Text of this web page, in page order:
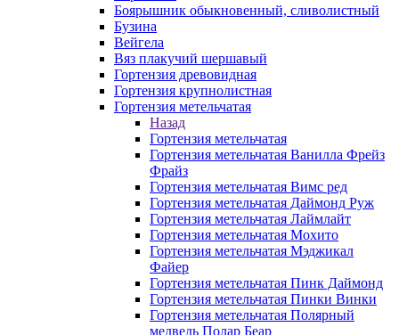
Боярышник обыкновенный, сливолистный
Бузина
Вейгела
Вяз плакучий шершавый
Гортензия древовидная
Гортензия крупнолистная
Гортензия метельчатая
Назад
Гортензия метельчатая
Гортензия метельчатая Ванилла Фрейз
Фрайз
Гортензия метельчатая Вимс ред
Гортензия метельчатая Даймонд Руж
Гортензия метельчатая Лаймлайт
Гортензия метельчатая Мохито
Гортензия метельчатая Мэджикал
Файер
Гортензия метельчатая Пинк Даймонд
Гортензия метельчатая Пинки Винки
Гортензия метельчатая Полярный
медведь Полар Беар